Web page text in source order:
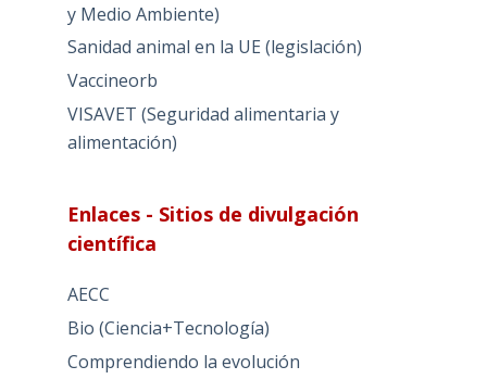
y Medio Ambiente)
Sanidad animal en la UE (legislación)
Vaccineorb
VISAVET (Seguridad alimentaria y
alimentación)
Enlaces - Sitios de divulgación
científica
AECC
Bio (Ciencia+Tecnología)
Comprendiendo la evolución